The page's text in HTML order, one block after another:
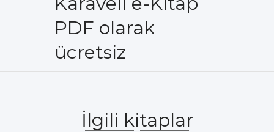
PDF olarak
ücretsiz
İlgili kitaplar